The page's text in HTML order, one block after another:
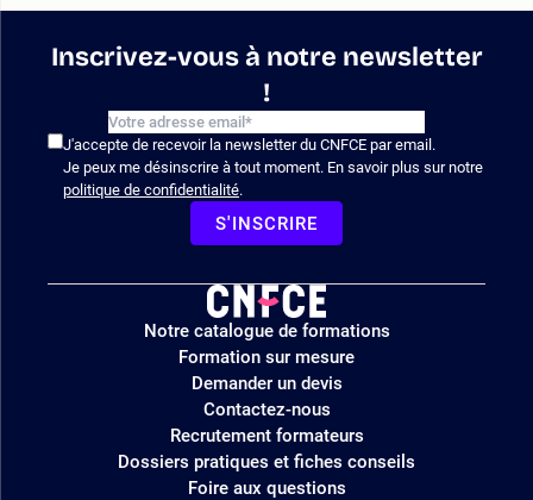
Inscrivez-vous à notre newsletter
!
J'accepte de recevoir la newsletter du CNFCE par email.
Je peux me désinscrire à tout moment. En savoir plus sur notre
politique de confidentialité.
S'INSCRIRE
Logo
site
Notre catalogue de formations
Formation sur mesure
Demander un devis
Contactez-nous
Recrutement formateurs
Dossiers pratiques et fiches conseils
Foire aux questions